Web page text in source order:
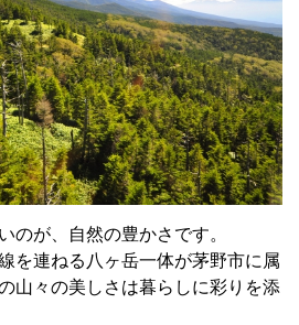
のが、自然の豊かさです。
を連ねる八ヶ岳一体が茅野市に属
山々の美しさは暮らしに彩りを添